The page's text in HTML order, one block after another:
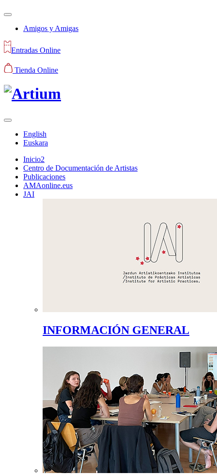
Amigos y Amigas
Entradas Online
Tienda Online
English
Euskara
Inicio2
Centro de Documentación de Artistas
Publicaciones
AMAonline.eus
JAI
INFORMACIÓN GENERAL